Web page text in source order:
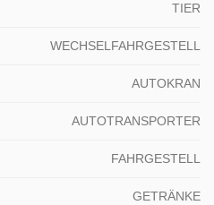
TIER
WECHSELFAHRGESTELL
AUTOKRAN
AUTOTRANSPORTER
FAHRGESTELL
GETRÄNKE